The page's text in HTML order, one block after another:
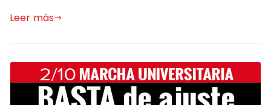
Leer más